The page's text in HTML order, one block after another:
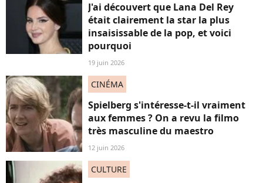
J'ai découvert que Lana Del Rey
était clairement la star la plus
insaisissable de la pop, et voici
pourquoi
19 juin 2026
CINÉMA
Spielberg s'intéresse-t-il vraiment
aux femmes ? On a revu la filmo
très masculine du maestro
12 juin 2026
CULTURE